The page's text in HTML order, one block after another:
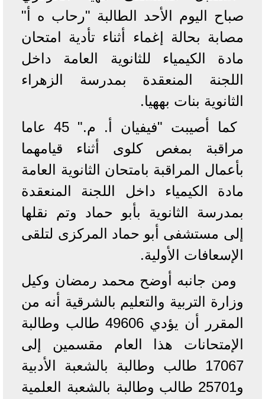
صباح اليوم الأحد الطالبة "رحاب ه أ"
مصابة بحالة إغماء أثناء تأدية امتحان
مادة الكيمياء للثانوية العامة داخل
اللجنة المنعقدة بمدرسة الزهراء
الثانوية بنات بههيا.
كما أصيبت "فيفيان أ. م." 45 عاما
مراقبة بمغص كلوى أثناء قيامهما
بأعمال المراقبة بامتحان الثانوية العامة
مادة الكيمياء داخل اللجنة المنعقدة
بمدرسة الثانوية بأبو حماد وتم نقلها
إلى مستشفى أبو حماد المركزى لتلقى
الإسعافات الأولية.
ومن جانبه أوضح محمد رمضان وكيل
وزارة التربية والتعليم بالشرقية أنه من
المقرر أن يؤدي 49606 طالب وطالبة
الإمتحانات هذا العام مقسمين إلى
17067 طالب وطالبة بالشعبة الأدبية
و25701 طالب وطالبة بالشعبة العلمية